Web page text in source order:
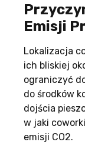
Emisji
Lokalizacja
ich bliskiej
ograniczyć
do środków
dojścia
w jaki
emisji CO2.